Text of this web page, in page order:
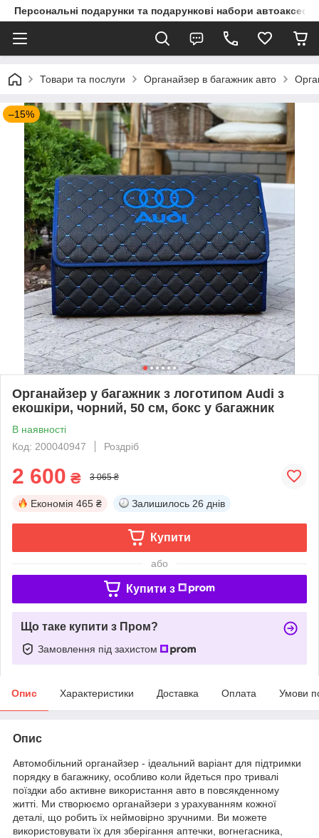
Персональні подарунки та подарункові набори
Товари та послуги Органайзер в багажник авто
–15%
Органайзер у багажник з логотипом Audi з
екошкіри, чорний, 50 см, бокс у багажник
В наявності
Код: 200040947
Роздріб
2 600 ₴ 3 065 ₴
Економія 465 ₴ Залишилось 26 днів
Купити
або
Купити з
Що таке купити з Пром?
Замовлення під захистом
Опис Характеристики Доставка Оплата Умови
Опис
Автомобільний органайзер - ідеальний варіант для підтримки
порядку в багажнику, особливо коли йдеться про тривалі
поїздки або активне використання авто в повсякденному
житті. Ми створюємо органайзери з урахуванням кожної
деталі, що робить їх неймовірно зручними. Ви можете
використовувати їх для зберігання аптечки, вогнегасника,